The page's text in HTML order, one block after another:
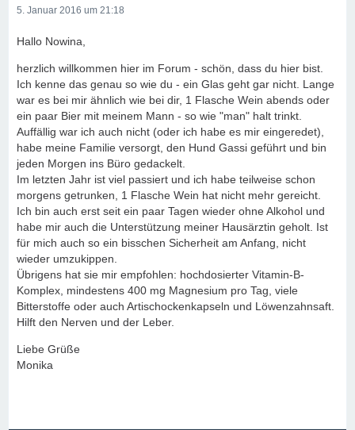
5. Januar 2016 um 21:18
Hallo Nowina,
herzlich willkommen hier im Forum - schön, dass du hier bist.
Ich kenne das genau so wie du - ein Glas geht gar nicht. Lange
war es bei mir ähnlich wie bei dir, 1 Flasche Wein abends oder
ein paar Bier mit meinem Mann - so wie "man" halt trinkt.
Auffällig war ich auch nicht (oder ich habe es mir eingeredet),
habe meine Familie versorgt, den Hund Gassi geführt und bin
jeden Morgen ins Büro gedackelt.
Im letzten Jahr ist viel passiert und ich habe teilweise schon
morgens getrunken, 1 Flasche Wein hat nicht mehr gereicht.
Ich bin auch erst seit ein paar Tagen wieder ohne Alkohol und
habe mir auch die Unterstützung meiner Hausärztin geholt. Ist
für mich auch so ein bisschen Sicherheit am Anfang, nicht
wieder umzukippen.
Übrigens hat sie mir empfohlen: hochdosierter Vitamin-B-
Komplex, mindestens 400 mg Magnesium pro Tag, viele
Bitterstoffe oder auch Artischockenkapseln und Löwenzahnsaft.
Hilft den Nerven und der Leber.
Liebe Grüße
Monika